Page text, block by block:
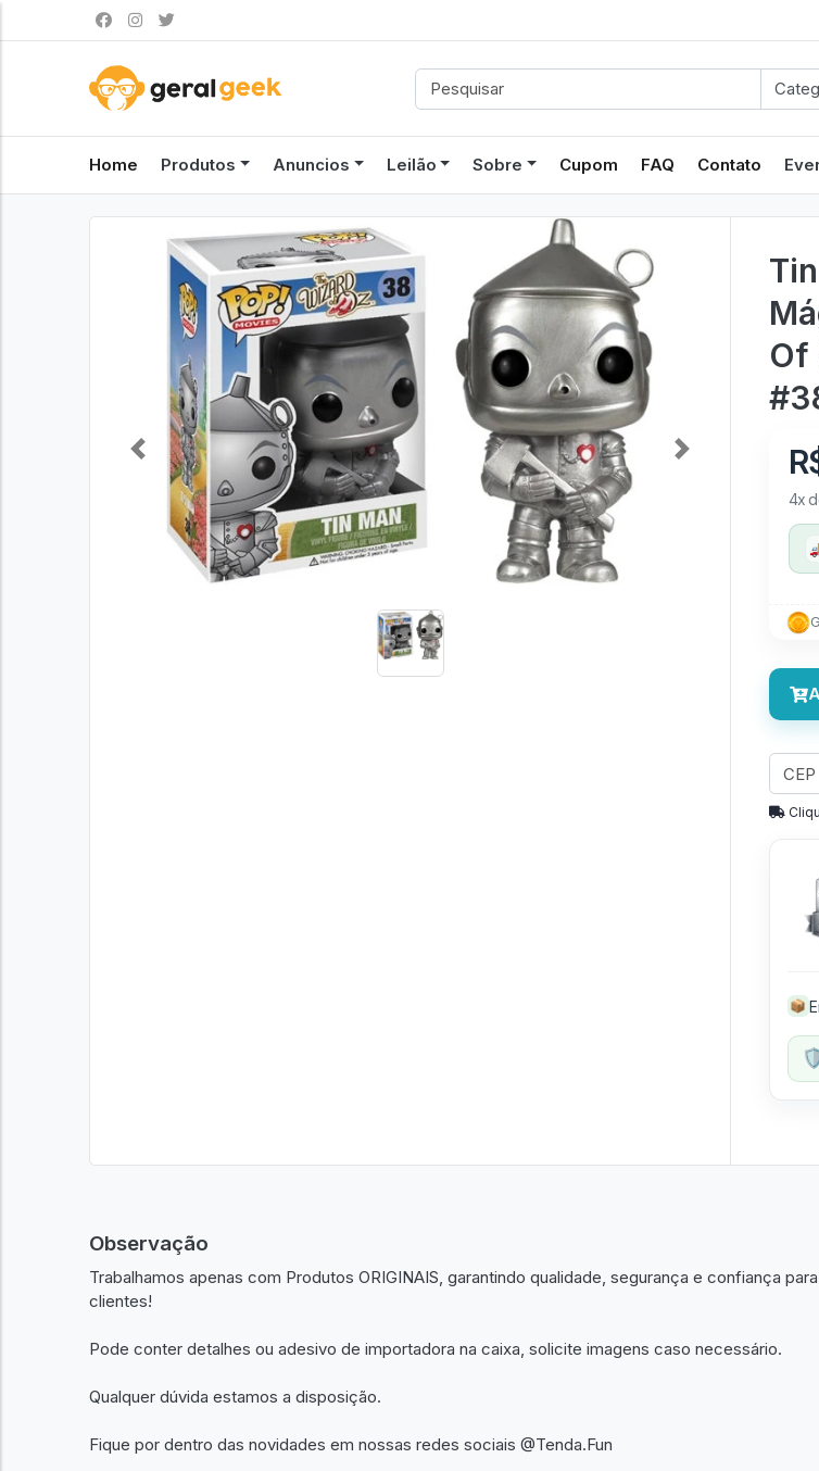
Home Produtos Anuncios Leilão Sobre Cupom FAQ Contato
Previous Next
Of
4x
📦
Observação
Trabalhamos apenas com Produtos ORIGINAIS, garantindo qualidade, segurança e confiança
clientes!
Pode conter detalhes ou adesivo de importadora na caixa, solicite imagens caso necessário.
Qualquer dúvida estamos a disposição.
Fique por dentro das novidades em nossas redes sociais @Tenda.Fun